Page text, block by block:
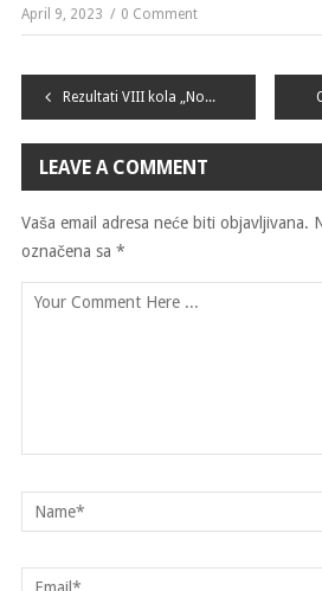
April 9, 2023 0 Comment
Navigacija
članaka
Rezultati VIII kola „No1 LIGE MLADIH KKS SBK KSB“
LEAVE A COMMENT
Vaša email adresa neće biti objavljivana.
označena sa *